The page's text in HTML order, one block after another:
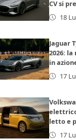
CV si
18
Jaguar
2026:
in
17
letto e
17